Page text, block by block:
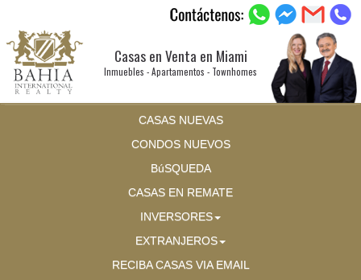
Casas en Venta en Miami
Inmuebles - Apartamentos - Townhomes
CASAS NUEVAS
CONDOS NUEVOS
BúSQUEDA
CASAS EN REMATE
INVERSORES
EXTRANJEROS
RECIBA CASAS VIA EMAIL